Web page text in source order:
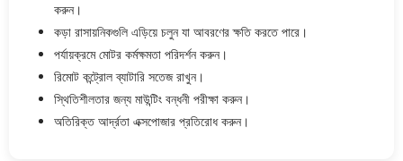
করুন।
কড়া রাসায়নিকগুলি এড়িয়ে চলুন যা আবরণের ক্ষতি করতে পারে।
পর্যায়ক্রমে মোটর কর্মক্ষমতা পরিদর্শন করুন।
রিমোট কন্ট্রোল ব্যাটারি সতেজ রাখুন।
স্থিতিশীলতার জন্য মাউন্টিং বন্ধনী পরীক্ষা করুন।
অতিরিক্ত আর্দ্রতা এক্সপোজার প্রতিরোধ করুন।